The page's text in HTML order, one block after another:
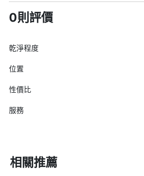
0則評價
乾淨程度
位置
性價比
服務
相關推薦